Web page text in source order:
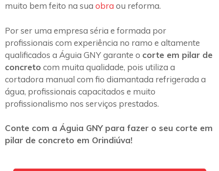
muito bem feito na sua obra ou reforma.
Por ser uma empresa séria e formada por
profissionais com experiência no ramo e altamente
qualificados a Águia GNY garante o corte em pilar de
concreto com muita qualidade, pois utiliza a
cortadora manual com fio diamantada refrigerada a
água, profissionais capacitados e muito
profissionalismo nos serviços prestados.
Conte com a Águia GNY para fazer o seu corte em
pilar de concreto em Orindiúva!